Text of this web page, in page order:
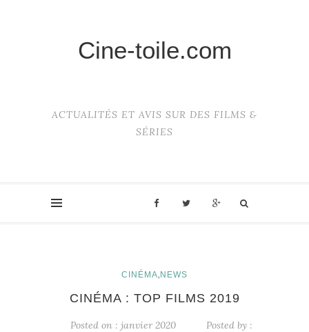
Cine-toile.com
ACTUALITÉS ET AVIS SUR DES FILMS &
SÉRIES
CINÉMA, NEWS
CINÉMA : TOP FILMS 2019
Posted on : janvier 2020
Posted by :